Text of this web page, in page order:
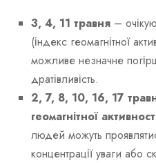
3, 4, 11 травня –
(індекс геомагнітної
можливе незначне
дратівливість.
2, 7, 8, 10, 16, 17
геомагнітної
людей можуть
концентрації уваги або